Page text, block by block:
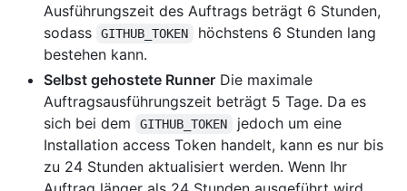
Ausführungszeit des Auftrags beträgt 6 Stunden,
sodass
GITHUB_TOKEN
höchstens 6 Stunden lang
bestehen kann.
Selbst gehostete Runner Die maximale
Auftragsausführungszeit beträgt 5 Tage. Da es
sich bei dem
GITHUB_TOKEN
jedoch um eine
Installation access Token handelt, kann es nur bis
zu 24 Stunden aktualisiert werden. Wenn Ihr